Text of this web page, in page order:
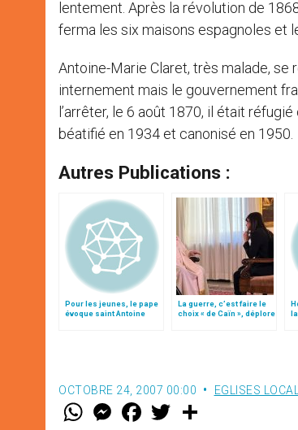
lentement. Après la révolution de
ferma les six maisons espagnoles et
Antoine-Marie Claret, très malade, se
internement mais le gouvernement
l’arrêter, le 6 août 1870, il était
béatifié en 1934 et canonisé en 1950.
Autres Publications :
Pour les jeunes, le pape
évoque saint Antoine
La guerre, c’est faire le
choix « de Caïn », déplore
OCTOBRE 24, 2007 00:00 EGLISES
W M
e
F
a w